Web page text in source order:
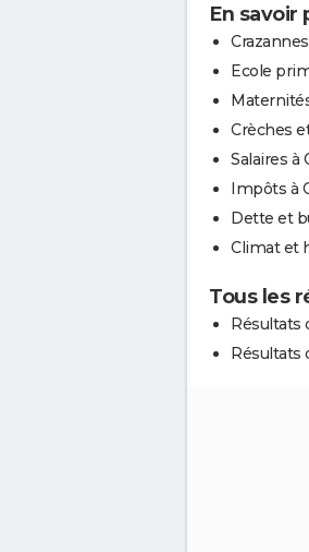
En savoir
Ecole
Crèches
Salaires à
Impôts à
Dette et
Climat et
Tous les
Résultats
Résultats